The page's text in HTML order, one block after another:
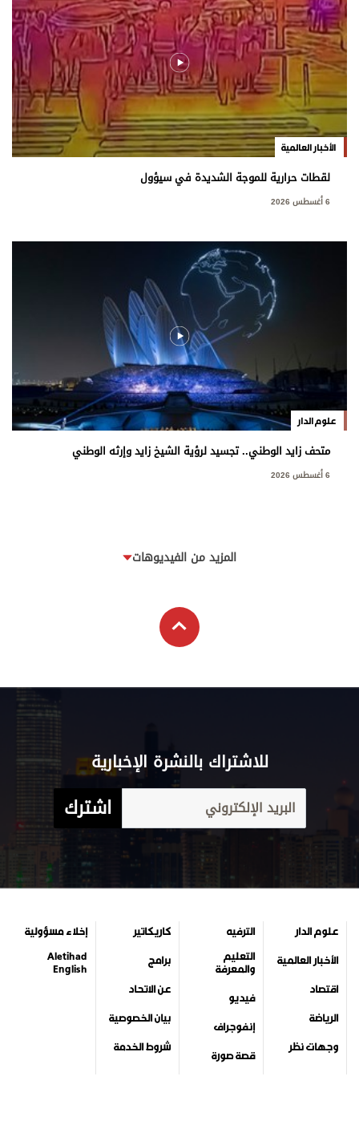
الأخبار العالمية
لقطات حرارية للموجة الشديدة في سيؤول
6 أغسطس 2026
علوم الدار
متحف زايد الوطني.. تجسيد لرؤية الشيخ زايد وإرثه الوطني
6 أغسطس 2026
المزيد من الفيديوهات
للاشتراك بالنشرة الإخبارية
اشترك
علوم الدار
الأخبار العالمية
اقتصاد
الرياضة
وجهات نظر
الترفيه
التعليم
والمعرفة
فيديو
إنفوجراف
قصة صورة
كاريكاتير
برامج
عن الاتحاد
بيان الخصوصية
شروط الخدمة
إخلاء مسؤولية
Aletihad
English